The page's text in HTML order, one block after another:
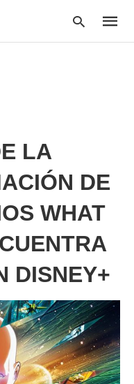
enter:
LA
DE
WHAT
DISNEY+